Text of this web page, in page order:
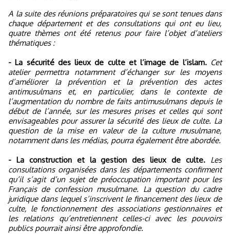
A la suite des réunions préparatoires qui se sont tenues dans
chaque département et des consultations qui ont eu lieu,
quatre thèmes ont été retenus pour faire l’objet d’ateliers
thématiques :
- La sécurité des lieux de culte et l’image de l’islam. Cet
atelier permettra notamment d’échanger sur les moyens
d’améliorer la prévention et la prévention des actes
antimusulmans et, en particulier, dans le contexte de
l’augmentation du nombre de faits antimusulmans depuis le
début de l’année, sur les mesures prises et celles qui sont
envisageables pour assurer la sécurité des lieux de culte. La
question de la mise en valeur de la culture musulmane,
notamment dans les médias, pourra également être abordée.
- La construction et la gestion des lieux de culte. Les
consultations organisées dans les départements confirment
qu’il s’agit d’un sujet de préoccupation important pour les
Français de confession musulmane. La question du cadre
juridique dans lequel s’inscrivent le financement des lieux de
culte, le fonctionnement des associations gestionnaires et
les relations qu’entretiennent celles-ci avec les pouvoirs
publics pourrait ainsi être approfondie.